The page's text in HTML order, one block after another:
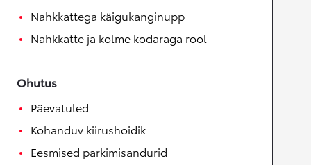
Nahkkattega käigukanginupp
Nahkkatte ja kolme kodaraga rool
Ohutus
Päevatuled
Kohanduv kiirushoidik
Eesmised parkimisandurid